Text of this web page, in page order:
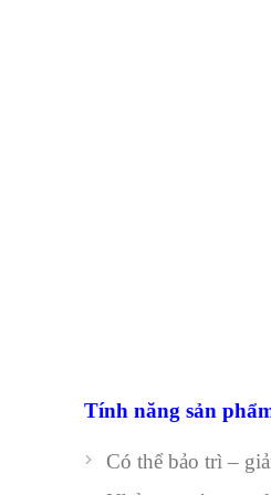
Tính năng sản
Có thể bảo trì –